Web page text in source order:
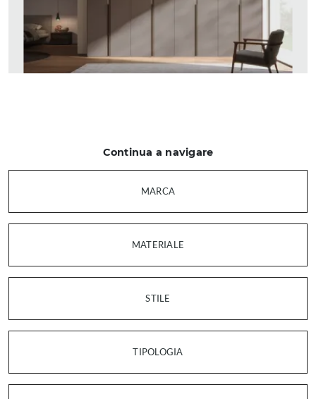
Continua a navigare
MARCA
MATERIALE
STILE
TIPOLOGIA